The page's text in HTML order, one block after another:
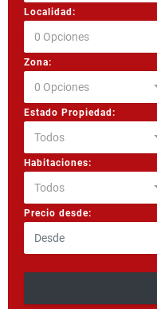
Localidad:
0 Opciones
Zona:
0 Opciones
Estado Propiedad:
Todos
Habitaciones:
Todos
Precio desde: